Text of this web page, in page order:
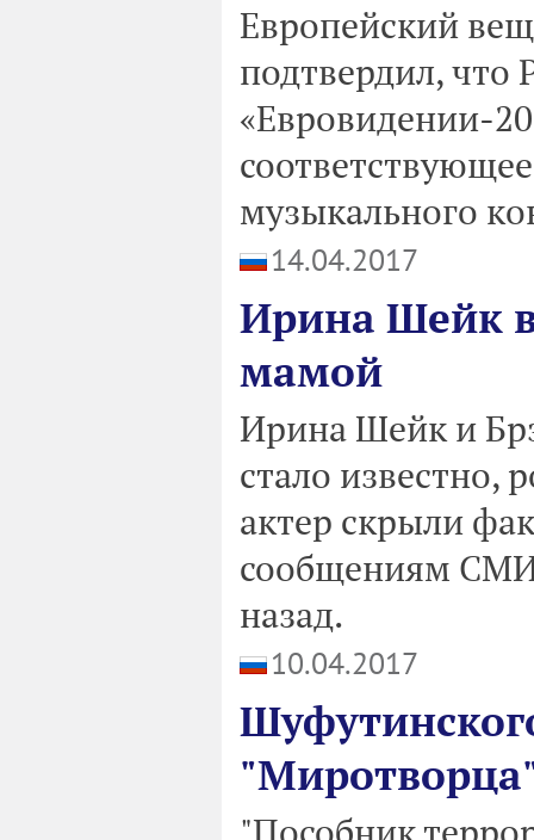
Европейский
подтвердил, что
«Евровидении-
музыкального
14.04.2017
Ирина Шейк
мамой
Ирина Шейк и
стало известно,
актер скрыли
сообщениям
назад.
10.04.2017